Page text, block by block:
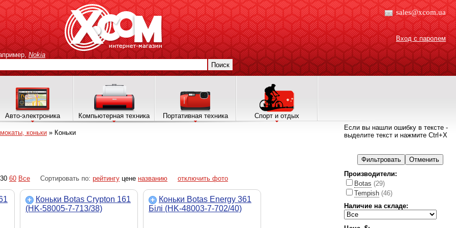
sales@xcom.ua
Вход с паролем
Nokia
Поиск
Авто-электроника Компьютерная техника Портативная техника Спорт и отдых
коньки » Коньки
30 60 Все Сортировать по: рейтингу цене названию отключить фото
Коньки Botas Crypton 161
(HK-58005-7-713/38)
Коньки Botas Energy 361
Бiлi (HK-48003-7-702/40)
Если вы нашли ошибку в тексте -
выделите текст и нажмите Ctrl+X
Производители:
Botas (29)
Tempish (46)
Наличие на складе: